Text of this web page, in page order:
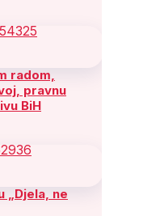
radom,
pravnu
BiH
„Djela, ne